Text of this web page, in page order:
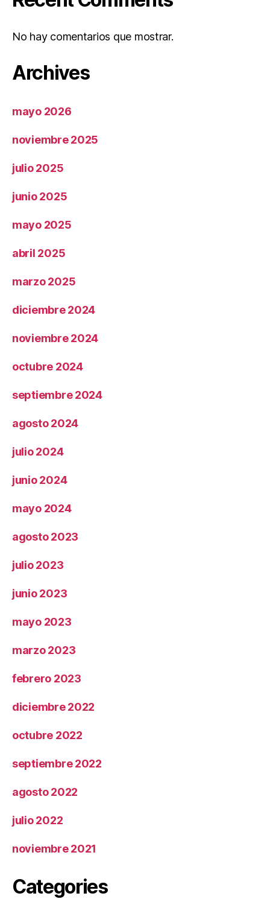
No hay comentarios que mostrar.
Archives
mayo 2026
noviembre 2025
julio 2025
junio 2025
mayo 2025
abril 2025
marzo 2025
diciembre 2024
noviembre 2024
octubre 2024
septiembre 2024
agosto 2024
julio 2024
junio 2024
mayo 2024
agosto 2023
julio 2023
junio 2023
mayo 2023
marzo 2023
febrero 2023
diciembre 2022
octubre 2022
septiembre 2022
agosto 2022
julio 2022
noviembre 2021
Categories